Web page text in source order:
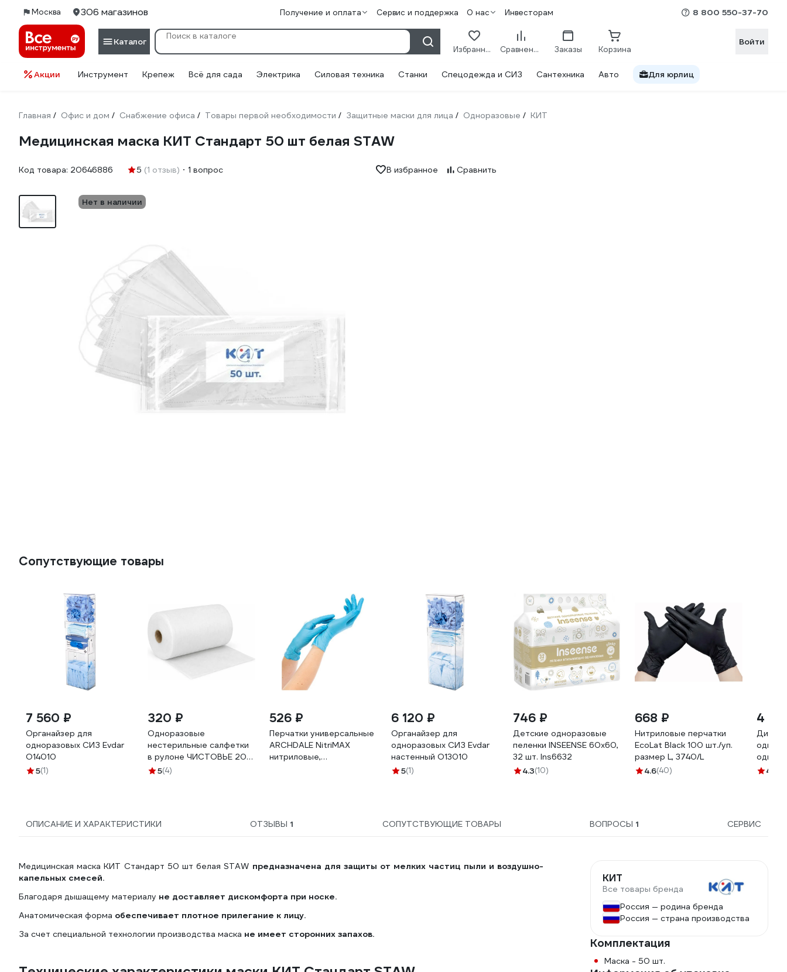
Москва 306 магазинов Получение и оплата Сервис и поддержка О нас Инвесторам 8 800 550-37-70
Каталог
Избранное Сравнение Заказы Корзина
Войти
Акции Инструмент Крепеж Всё для сада Электрика Силовая техника Станки Спецодежда и СИЗ Сантехника Авто Для юрлиц
Главная / Офис и дом / Снабжение офиса / Товары первой необходимости / Защитные маски для лица / Одноразовые / КИТ
Медицинская маска КИТ Стандарт 50 шт белая STAW
Код товара: 20646886 5 (1 отзыв) 1 вопрос В избранное Сравнить
Нет в наличии
Сопутствующие товары
7 560 ₽
Органайзер для
одноразовых СИЗ Evdar
O14010
5(1)
320 ₽
Одноразовые
нестерильные салфетки
в рулоне ЧИСТОВЬЕ 200
шт, 20x20 см, спанлейс,
5(4)
526 ₽
Перчатки универсальные
ARCHDALE NitriMAX
нитриловые,
6 120 ₽
Органайзер для
одноразовых СИЗ Evdar
настенный O13010
5(1)
746 ₽
Детские одноразовые
пеленки INSEENSE 60х60,
32 шт. Ins6632
4.3(10)
668 ₽
Нитриловые перчатки
EcoLat Black 100 шт./уп.
размер L, 3740/L
4.6(40)
4
4.8
ОПИСАНИЕ И ХАРАКТЕРИСТИКИ ОТЗЫВЫ 1 СОПУТСТВУЮЩИЕ ТОВАРЫ ВОПРОСЫ 1 СЕРВИС
Медицинская маска КИТ Стандарт 50 шт белая STAW предназначена для защиты от мелких частиц пыли и воздушно-
капельных смесей.
Благодаря дышащему материалу не доставляет дискомфорта при носке.
Анатомическая форма обеспечивает плотное прилегание к лицу.
За счет специальной технологии производства маска не имеет сторонних запахов.
КИТ
Все товары бренда
Россия — родина бренда
Россия — страна производства
Комплектация
Маска - 50 шт.